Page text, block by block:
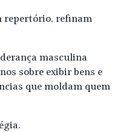
repertório, refinam
masculina
sobre exibir bens e
que moldam quem